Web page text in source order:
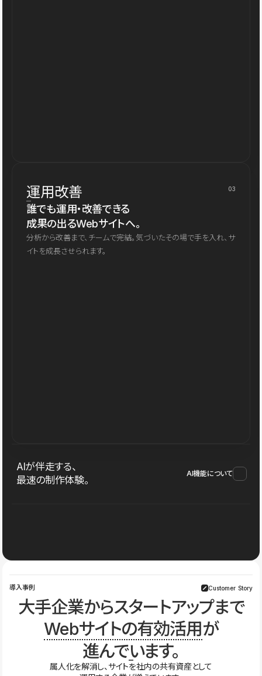
運用改善 03
誰でも運用・改善できる
成果の出るWebサイトへ。
分析から改善まで、チームで完結。気づいたその場で手を入れ、サ
イトを成長させられます。
AIが伴走する、
最速の制作体験。
AI機能について
導入事例 Customer Story
大手企業からスタートアップまで
Webサイトの有効活用が
進んでいます。
属人化を解消し、サイトを社内の共有資産として